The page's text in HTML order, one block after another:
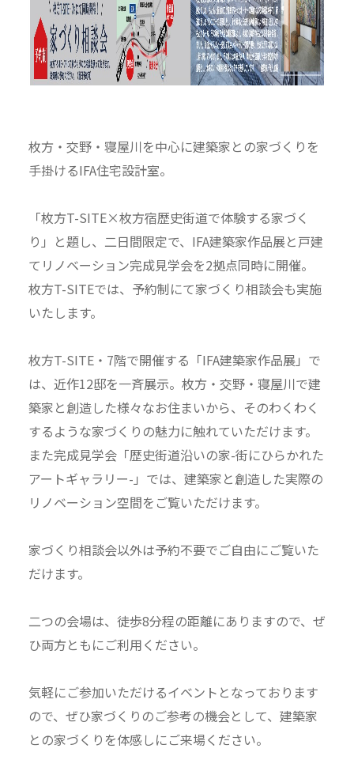
枚方・交野・寝屋川を中心に建築家との家づくりを
手掛けるIFA住宅設計室。
「枚方T-SITE×枚方宿歴史街道で体験する家づく
り」と題し、二日間限定で、IFA建築家作品展と戸建
てリノベーション完成見学会を2拠点同時に開催。
枚方T-SITEでは、予約制にて家づくり相談会も実施
いたします。
枚方T-SITE・7階で開催する「IFA建築家作品展」で
は、近作12邸を一斉展示。枚方・交野・寝屋川で建
築家と創造した様々なお住まいから、そのわくわく
するような家づくりの魅力に触れていただけます。
また完成見学会「歴史街道沿いの家-街にひらかれた
アートギャラリー-」では、建築家と創造した実際の
リノベーション空間をご覧いただけます。
家づくり相談会以外は予約不要でご自由にご覧いた
だけます。
二つの会場は、徒歩8分程の距離にありますので、ぜ
ひ両方ともにご利用ください。
気軽にご参加いただけるイベントとなっております
ので、ぜひ家づくりのご参考の機会として、建築家
との家づくりを体感しにご来場ください。